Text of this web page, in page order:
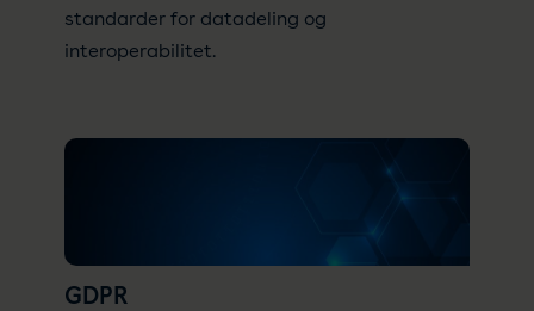
standarder for datadeling og
interoperabilitet.
GDPR